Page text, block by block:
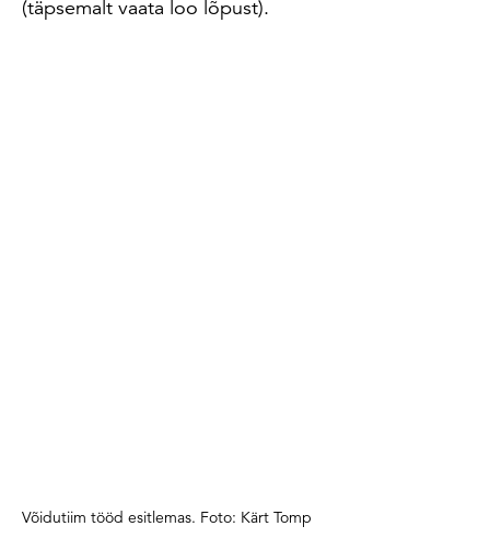
(täpsemalt vaata loo lõpust).
Võidutiim tööd esitlemas. Foto: Kärt Tomp